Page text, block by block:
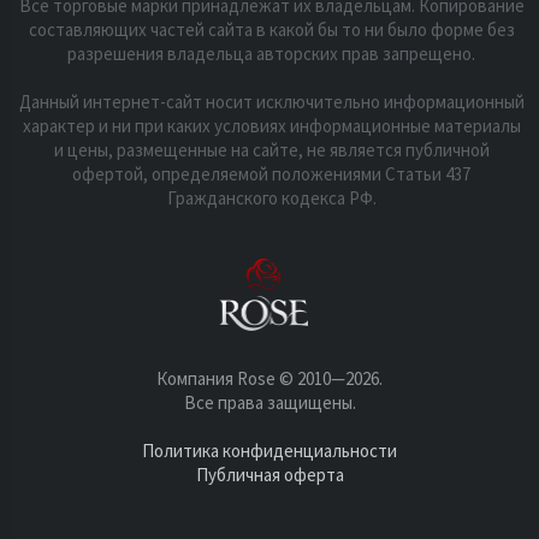
Компания Rose © 2010—2026.
Все права защищены.
Политика конфиденциальности
Публичная оферта
Все торговые марки принадлежат их владельцам. Копирование
составляющих частей сайта в какой бы то ни было форме без
разрешения владельца авторских прав запрещено.
Данный интернет-сайт носит исключительно информационный
характер и ни при каких условиях информационные материалы
и цены, размещенные на сайте, не является публичной
офертой, определяемой положениями Статьи 437
Гражданского кодекса РФ.